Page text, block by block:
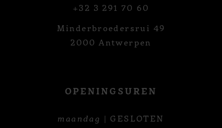
+32 3 291 70 60
Minderbroedersrui 49
2000 Antwerpen
OPENINGSUREN
maandag | GESLOTEN